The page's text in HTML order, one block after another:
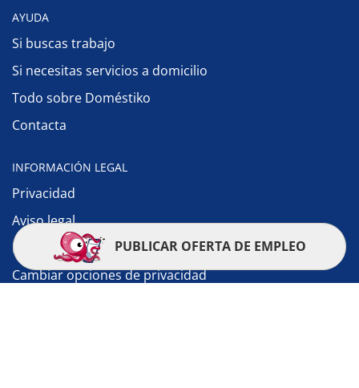
AYUDA
Si buscas trabajo
Si necesitas servicios a domicilio
Todo sobre Doméstiko
Contacta
INFORMACIÓN LEGAL
Privacidad
Aviso legal
Política de cookies
Cambiar opciones de privacidad
PUBLICAR OFERTA DE EMPLEO